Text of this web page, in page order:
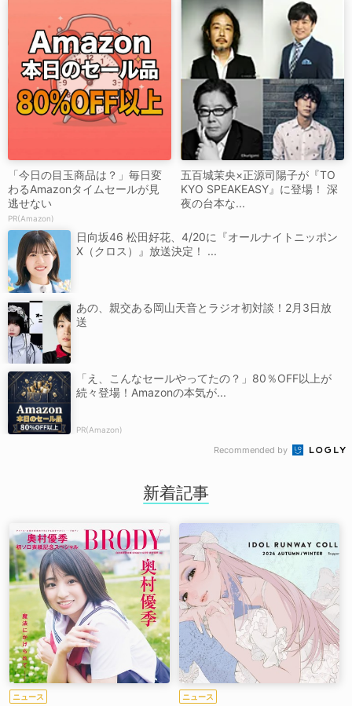
「今日の目玉商品は？」毎日変
わるAmazonタイムセールが見
逃せない
PR(Amazon)
五百城茉央×正源司陽子が『TO
KYO SPEAKEASY』に登場！ 深
夜の台本な...
日向坂46 松田好花、4/20に『オールナイトニッポン
X（クロス）』放送決定！ ...
あの、親交ある岡山天音とラジオ初対談！2月3日放
送
「え、こんなセールやってたの？」80％OFF以上が
続々登場！Amazonの本気が...
PR(Amazon)
Recommended by
新着記事
ニュース ニュース